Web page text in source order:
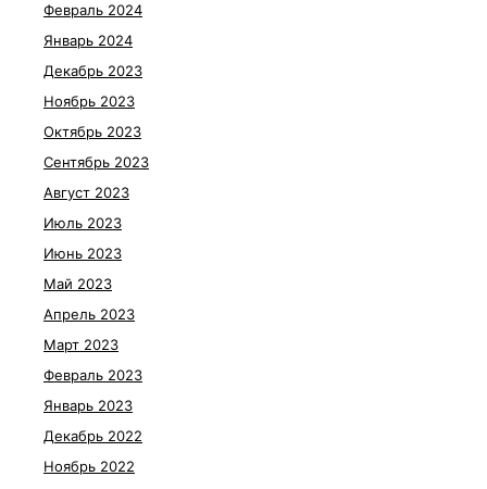
Февраль 2024
Январь 2024
Декабрь 2023
Ноябрь 2023
Октябрь 2023
Сентябрь 2023
Август 2023
Июль 2023
Июнь 2023
Май 2023
Апрель 2023
Март 2023
Февраль 2023
Январь 2023
Декабрь 2022
Ноябрь 2022